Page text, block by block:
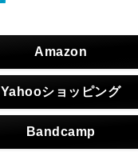
Amazon
Yahooショッピング
Bandcamp